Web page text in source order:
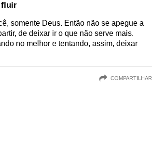
fluir
somente Deus. Então não se apegue a
de deixar ir o que não serve mais.
no melhor e tentando, assim, deixar
COMPARTILHAR